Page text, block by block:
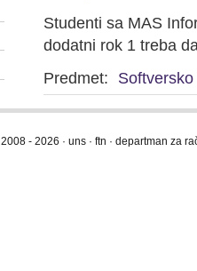
Studenti sa MAS
dodatni rok 1 treba
Predmet:
2008 - 2026 · uns · ftn · departman za